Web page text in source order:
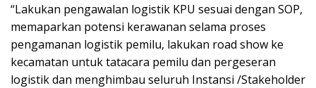
“Lakukan pengawalan logistik KPU sesuai dengan SOP,
memaparkan potensi kerawanan selama proses
pengamanan logistik pemilu, lakukan road show ke
kecamatan untuk tatacara pemilu dan pergeseran
logistik dan menghimbau seluruh Instansi /Stakeholder